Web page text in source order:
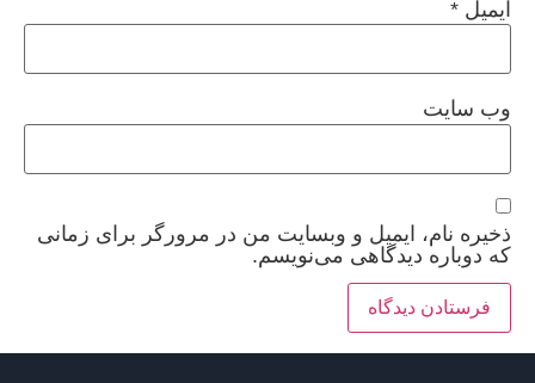
ایمیل *
وب‌ سایت
ذخیره نام، ایمیل و وبسایت من در مرورگر برای زمانی
که دوباره دیدگاهی می‌نویسم.